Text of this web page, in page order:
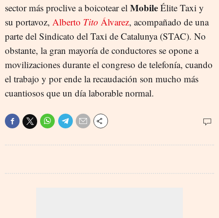
sector más proclive a boicotear el Mobile Élite Taxi y
su portavoz, Alberto Tito Álvarez, acompañado de una
parte del Sindicato del Taxi de Catalunya (STAC). No
obstante, la gran mayoría de conductores se opone a
movilizaciones durante el congreso de telefonía, cuando
el trabajo y por ende la recaudación son mucho más
cuantiosos que un día laborable normal.